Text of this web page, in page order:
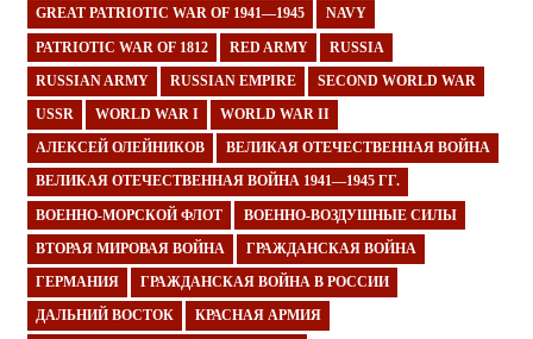
GREAT PATRIOTIC WAR OF 1941—1945 NAVY
PATRIOTIC WAR OF 1812 RED ARMY RUSSIA
RUSSIAN ARMY RUSSIAN EMPIRE SECOND WORLD WAR
USSR WORLD WAR I WORLD WAR II
АЛЕКСЕЙ ОЛЕЙНИКОВ ВЕЛИКАЯ ОТЕЧЕСТВЕННАЯ ВОЙНА
ВЕЛИКАЯ ОТЕЧЕСТВЕННАЯ ВОЙНА 1941—1945 ГГ.
ВОЕННО-МОРСКОЙ ФЛОТ ВОЕННО-ВОЗДУШНЫЕ СИЛЫ
ВТОРАЯ МИРОВАЯ ВОЙНА ГРАЖДАНСКАЯ ВОЙНА
ГЕРМАНИЯ ГРАЖДАНСКАЯ ВОЙНА В РОССИИ
ДАЛЬНИЙ ВОСТОК КРАСНАЯ АРМИЯ